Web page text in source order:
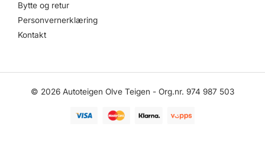
Bytte og retur
Personvernerklæring
Kontakt
© 2026 Autoteigen Olve Teigen - Org.nr. 974 987 503